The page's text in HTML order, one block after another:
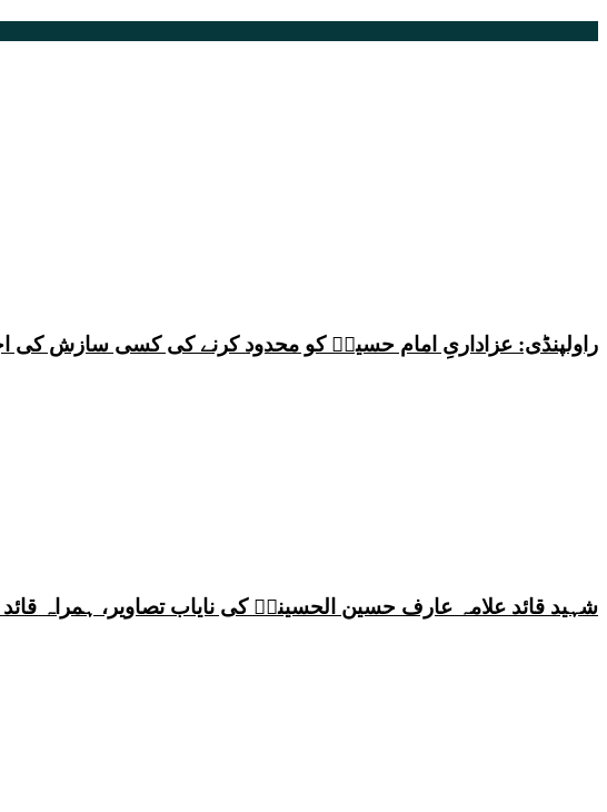
راولپنڈی: عزاداریِ امام حسینؑ کو محدود کرنے کی کسی سازش کی
شہید قائد علامہ عارف حسین الحسینیؒ کی نایاب تصاویر، ہمراہ